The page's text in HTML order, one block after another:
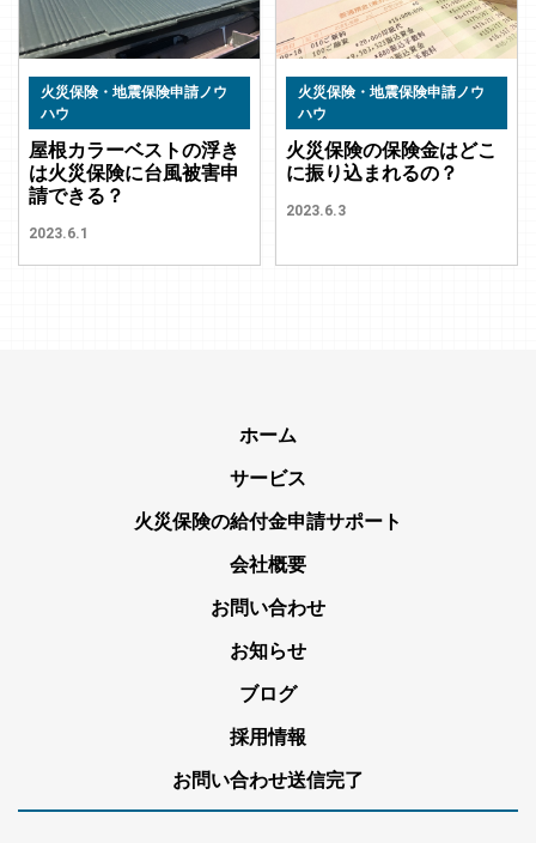
火災保険・地震保険申請ノウ
ハウ
屋根カラーベストの浮き
は火災保険に台風被害申
請できる？
2023.6.1
火災保険・地震保険申請ノウ
ハウ
火災保険の保険金はどこ
に振り込まれるの？
2023.6.3
ホーム
サービス
火災保険の給付金申請サポート
会社概要
お問い合わせ
お知らせ
ブログ
採用情報
お問い合わせ送信完了